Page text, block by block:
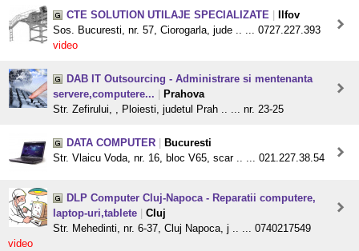
CTE SOLUTION UTILAJE SPECIALIZATE
Ilfov
Sos. Bucuresti, nr. 57, Ciorogarla, jude .. ... 0727.227.393
video
DAB IT Outsourcing - Administrare si mentenanta
servere,computere...
Prahova
Str. Zefirului, , Ploiesti, judetul Prah .. ... nr. 23-25
DATA COMPUTER
Bucuresti
Str. Vlaicu Voda, nr. 16, bloc V65, scar .. ... 021.227.38.54
DLP Computer Cluj-Napoca - Reparatii computere,
laptop-uri,tablete
Cluj
Str. Mehedinti, nr. 6-37, Cluj Napoca, j .. ... 0740217549
video